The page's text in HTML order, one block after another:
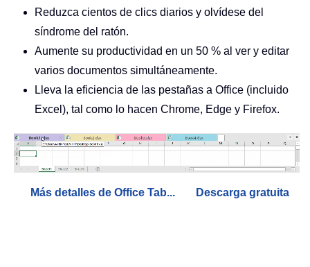
Reduzca cientos de clics diarios y olvídese del
síndrome del ratón.
Aumente su productividad en un 50 % al ver y editar
varios documentos simultáneamente.
Lleva la eficiencia de las pestañas a Office (incluido
Excel), tal como lo hacen Chrome, Edge y Firefox.
Más detalles de Office Tab... Descarga gratuita